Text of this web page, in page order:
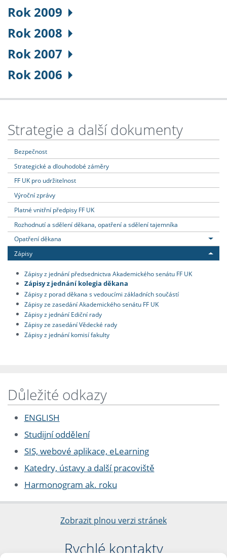
Rok 2009
Rok 2008
Rok 2007
Rok 2006
Strategie a další dokumenty
Bezpečnost
Strategické a dlouhodobé záměry
FF UK pro udržitelnost
Výroční zprávy
Platné vnitřní předpisy FF UK
Rozhodnutí a sdělení děkana, opatření a sdělení tajemníka
Opatření děkana
Zápisy
Zápisy z jednání předsednictva Akademického senátu FF UK
Zápisy z jednání kolegia děkana
Zápisy z porad děkana s vedoucími základních součástí
Zápisy ze zasedání Akademického senátu FF UK
Zápisy z jednání Ediční rady
Zápisy ze zasedání Vědecké rady
Zápisy z jednání komisí fakulty
Důležité odkazy
ENGLISH
Studijní oddělení
SIS, webové aplikace, eLearning
Katedry, ústavy a další pracoviště
Harmonogram ak. roku
Zobrazit plnou verzi stránek
Rychlé kontakty